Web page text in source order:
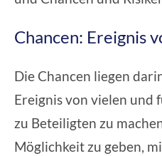
Chancen: Ereignis
Die Chancen liegen
Ereignis von vielen und
zu Beteiligten zu
Möglichkeit zu geben,